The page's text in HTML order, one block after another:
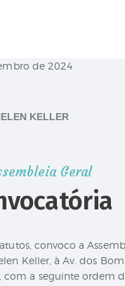
KELLER
Geral
convoco a
Keller, à Av. dos
a seguinte ordem